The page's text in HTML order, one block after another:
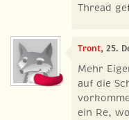
Thread
Tront, 25.
Mehr
auf die
ein Re,